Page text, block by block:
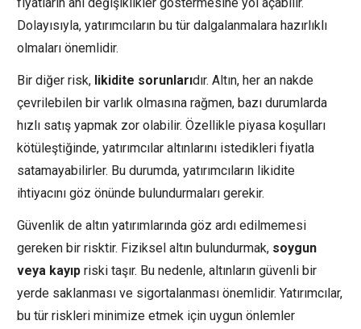
Dolayısıyla, yatırımcıların bu tür dalgalanmalara hazırlıklı
olmaları önemlidir.
Bir diğer risk, likidite sorunlarıdır. Altın, her an nakde
çevrilebilen bir varlık olmasına rağmen, bazı durumlarda
hızlı satış yapmak zor olabilir. Özellikle piyasa koşulları
kötüleştiğinde, yatırımcılar altınlarını istedikleri fiyatla
satamayabilirler. Bu durumda, yatırımcıların likidite
ihtiyacını göz önünde bulundurmaları gerekir.
Güvenlik de altın yatırımlarında göz ardı edilmemesi
gereken bir risktir. Fiziksel altın bulundurmak, soygun
veya kayıp riski taşır. Bu nedenle, altınların güvenli bir
yerde saklanması ve sigortalanması önemlidir. Yatırımcılar,
bu tür riskleri minimize etmek için uygun önlemler